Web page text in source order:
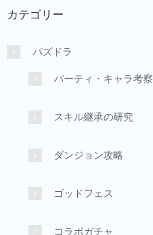
カテゴリー
パズドラ
パーティ・キャラ考察
スキル継承の研究
ダンジョン攻略
ゴッドフェス
コラボガチャ